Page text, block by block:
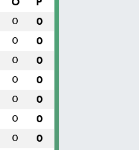
0 0
0 0
0 0
0 0
0 0
0 0
0 0